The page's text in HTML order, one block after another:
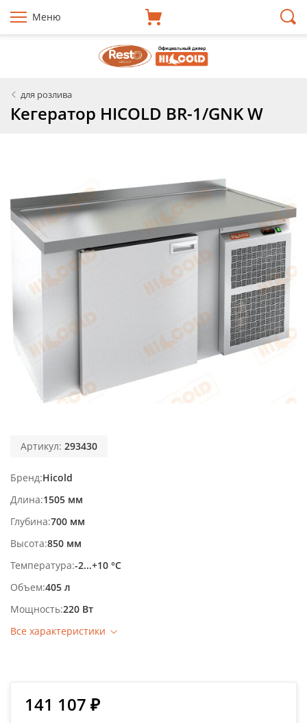
Меню
для розлива
Кегератор HICOLD BR-1/GNK W
Артикул: 293430
Бренд Hicold
Длина 1505 мм
Глубина 700 мм
Высота 850 мм
Температура -2...+10 °С
Объем 405 л
Мощность 220 Вт
Все характеристики
141 107 ₽